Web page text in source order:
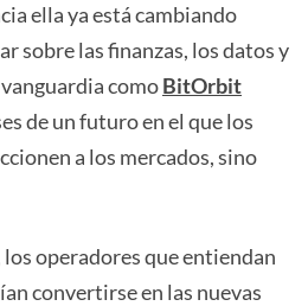
ella ya está cambiando
sobre las finanzas, los datos y
comoBitOrbit
de un futuro en el que los
a los mercados, sino
operadores que entiendan
convertirse en las nuevas